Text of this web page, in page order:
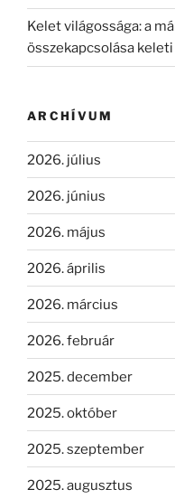
Kelet világossága: a
összekapcsolása
ARCHÍVUM
2026. július
2026. június
2026. május
2026. április
2026. március
2026. február
2025. december
2025. október
2025. szeptember
2025. augusztus